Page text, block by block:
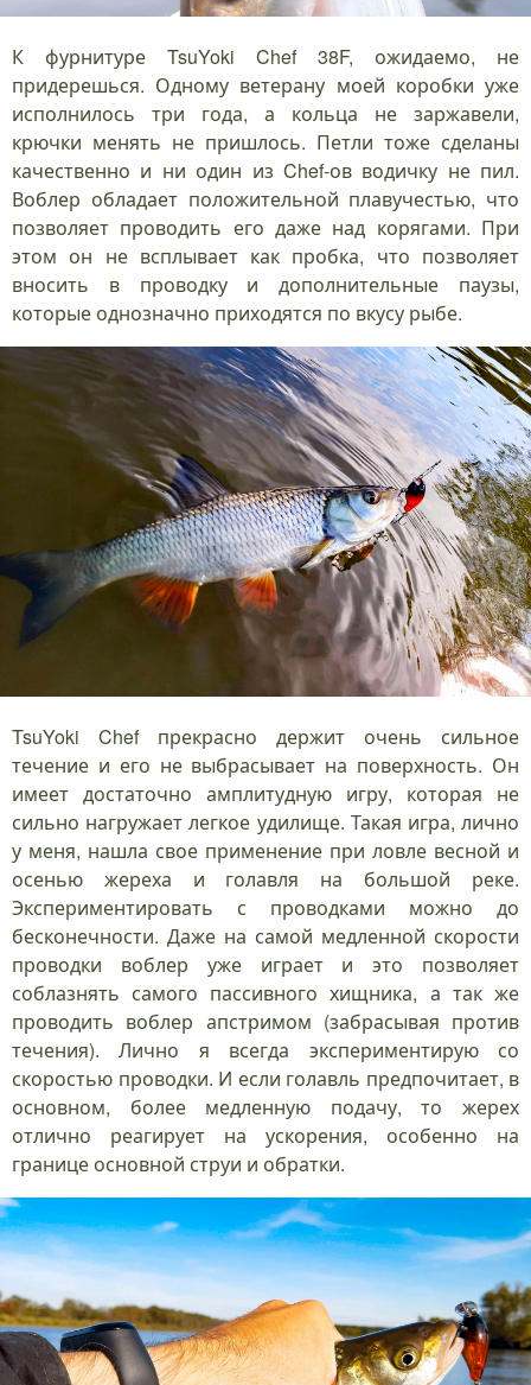
К фурнитуре TsuYoki Chef 38F, ожидаемо, не
придерешься. Одному ветерану моей коробки уже
исполнилось три года, а кольца не заржавели,
крючки менять не пришлось. Петли тоже сделаны
качественно и ни один из Chef-ов водичку не пил.
Воблер обладает положительной плавучестью, что
позволяет проводить его даже над корягами. При
этом он не всплывает как пробка, что позволяет
вносить в проводку и дополнительные паузы,
которые однозначно приходятся по вкусу рыбе.
TsuYoki Chef прекрасно держит очень сильное
течение и его не выбрасывает на поверхность. Он
имеет достаточно амплитудную игру, которая не
сильно нагружает легкое удилище. Такая игра, лично
у меня, нашла свое применение при ловле весной и
осенью жереха и голавля на большой реке.
Экспериментировать с проводками можно до
бесконечности. Даже на самой медленной скорости
проводки воблер уже играет и это позволяет
соблазнять самого пассивного хищника, а так же
проводить воблер апстримом (забрасывая против
течения). Лично я всегда экспериментирую со
скоростью проводки. И если голавль предпочитает, в
основном, более медленную подачу, то жерех
отлично реагирует на ускорения, особенно на
границе основной струи и обратки.